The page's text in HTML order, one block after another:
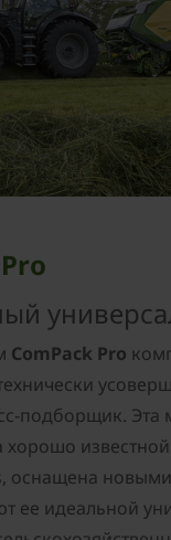
ComPack Pro
подборщик. Эта
хорошо
оснащена
ее идеальной